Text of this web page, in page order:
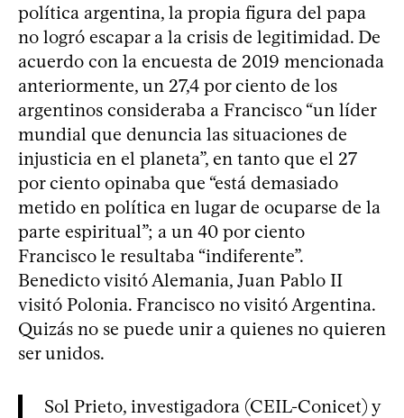
política argentina, la propia figura del papa
no logró escapar a la crisis de legitimidad. De
acuerdo con la encuesta de 2019 mencionada
anteriormente, un 27,4 por ciento de los
argentinos consideraba a Francisco “un líder
mundial que denuncia las situaciones de
injusticia en el planeta”, en tanto que el 27
por ciento opinaba que “está demasiado
metido en política en lugar de ocuparse de la
parte espiritual”; a un 40 por ciento
Francisco le resultaba “indiferente”.
Benedicto visitó Alemania, Juan Pablo II
visitó Polonia. Francisco no visitó Argentina.
Quizás no se puede unir a quienes no quieren
ser unidos.
Sol Prieto, investigadora (CEIL-Conicet) y